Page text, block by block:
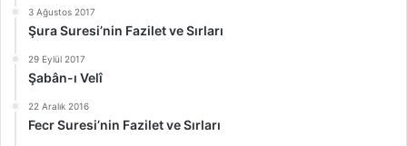
3 Ağustos 2017
Şura Suresi’nin Fazilet ve Sırları
29 Eylül 2017
Şabân-ı Velî
22 Aralık 2016
Fecr Suresi’nin Fazilet ve Sırları